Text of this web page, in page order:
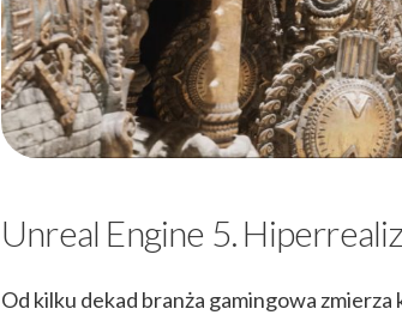
Unreal Engine 5.
Od kilku dekad branża gamingowa